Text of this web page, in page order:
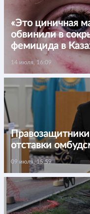
«Это циничная
обвинили в
фемицида в
14 июля, 16:09
отставки
09 июля, 15:59